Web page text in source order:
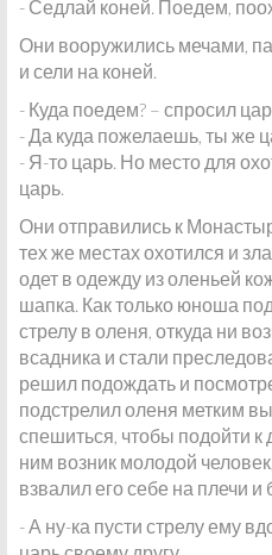
- Седлай коней. Поедем,
Они вооружились мечами,
и сели на коней.
- Куда поедем? – спросил
- Да куда пожелаешь, ты же
- Я-то царь. Но место для
царь.
Они отправились к
тех же местах охотился и
одет в одежду из оленьей
шапка. Как только юноша
стрелу в оленя, откуда ни
всадника и стали
решил подождать и
подстрелил оленя метким
спешиться, чтобы подойти к
ним возник молодой
взвалил его себе на плечи и
- А ну-ка пусти стрелу ему